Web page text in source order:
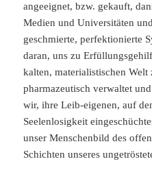
angeeignet, bzw. gekauft,
Medien und Universitäten
geschmierte, perfektionierte
daran, uns zu
kalten, materialistischen
pharmazeutisch verwaltet
wir, ihre Leib-eigenen, auf
Seelenlosigkeit
unser Menschenbild des
Schichten unseres